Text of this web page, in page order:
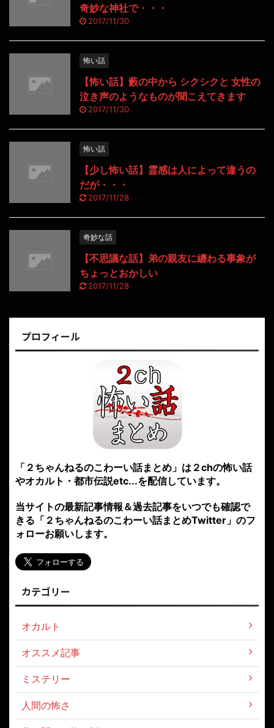
奇妙な神社で・・・
2017/11/30
怖い話
【怖い話】藪の中から シクシクと 女性の
泣き声のようなものが聞こえてきます
2017/11/30
怖い話
【少し怖い話】霊感は人によって違うの
だが・・・
2017/11/28
奇妙な話
【不思議な話】弟の親友に纏わる事象が
ちょっとおかしい
2017/11/28
プロフィール
「２ちゃんねるのこわーい話まとめ」は２chの怖い話
やオカルト・都市伝説etc...を配信しています。
当サイトの最新記事情報＆過去記事をいつでも確認で
きる「２ちゃんねるのこわーい話まとめTwitter」のフ
ォローお願いします。
カテゴリー
オカルト
オススメ記事
ミステリー
人間の怖さ